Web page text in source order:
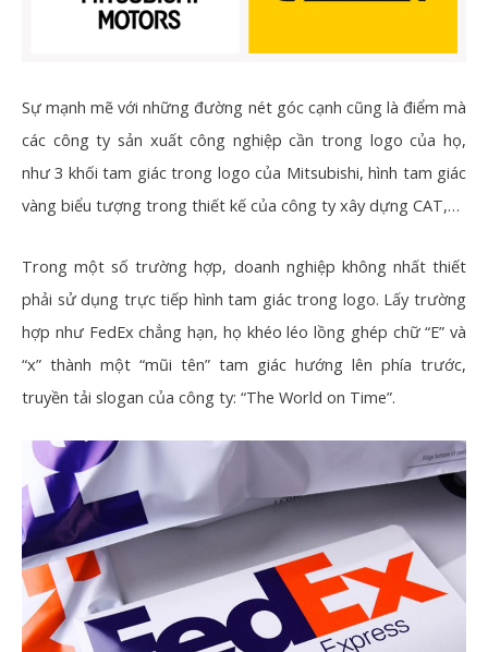
Sự mạnh mẽ với những đường nét góc cạnh cũng là điểm mà
các công ty sản xuất công nghiệp cần trong logo của họ,
như 3 khối tam giác trong logo của Mitsubishi, hình tam giác
vàng biểu tượng trong thiết kế của công ty xây dựng CAT,…
Trong một số trường hợp, doanh nghiệp không nhất thiết
phải sử dụng trực tiếp hình tam giác trong logo. Lấy trường
hợp như FedEx chẳng hạn, họ khéo léo lồng ghép chữ “E” và
“x” thành một “mũi tên” tam giác hướng lên phía trước,
truyền tải slogan của công ty: “The World on Time”.